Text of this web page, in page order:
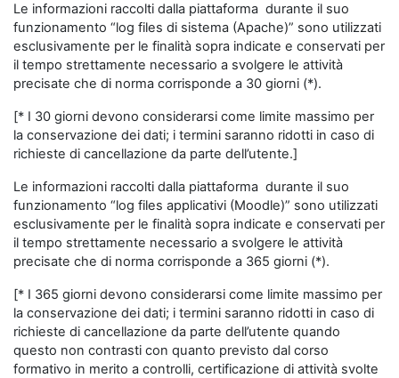
Le informazioni raccolti dalla piattaforma durante il suo
funzionamento “log files di sistema (Apache)” sono utilizzati
esclusivamente per le finalità sopra indicate e conservati per
il tempo strettamente necessario a svolgere le attività
precisate che di norma corrisponde a 30 giorni (*).
[* I 30 giorni devono considerarsi come limite massimo per
la conservazione dei dati; i termini saranno ridotti in caso di
richieste di cancellazione da parte dell’utente.]
Le informazioni raccolti dalla piattaforma durante il suo
funzionamento “log files applicativi (Moodle)” sono utilizzati
esclusivamente per le finalità sopra indicate e conservati per
il tempo strettamente necessario a svolgere le attività
precisate che di norma corrisponde a 365 giorni (*).
[* I 365 giorni devono considerarsi come limite massimo per
la conservazione dei dati; i termini saranno ridotti in caso di
richieste di cancellazione da parte dell’utente quando
questo non contrasti con quanto previsto dal corso
formativo in merito a controlli, certificazione di attività svolte